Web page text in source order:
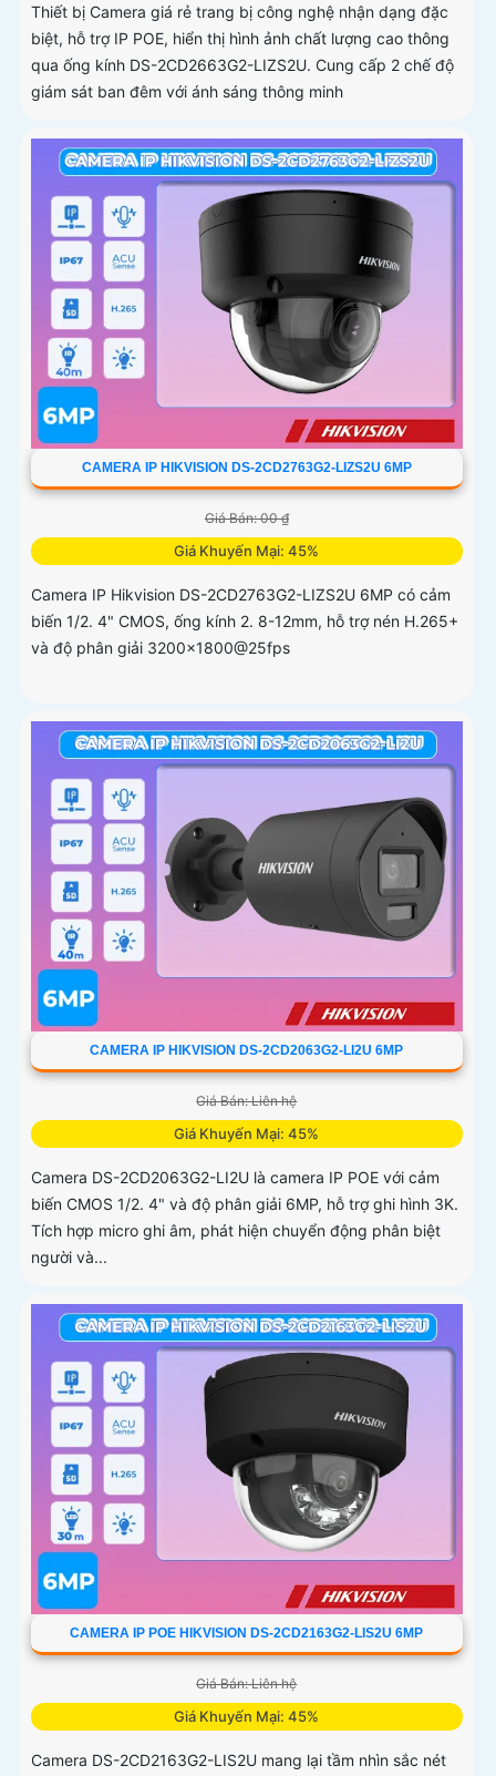
Thiết bị Camera giá rẻ trang bị công nghệ nhận dạng đặc
biệt, hỗ trợ IP POE, hiển thị hình ảnh chất lượng cao thông
qua ống kính DS-2CD2663G2-LIZS2U. Cung cấp 2 chế độ
giám sát ban đêm với ánh sáng thông minh
CAMERA IP HIKVISION DS-2CD2763G2-LIZS2U 6MP
Giá Bán: 00 ₫
Giá Khuyến Mại: 45%
Camera IP Hikvision DS-2CD2763G2-LIZS2U 6MP có cảm
biến 1/2. 4" CMOS, ống kính 2. 8-12mm, hỗ trợ nén H.265+
và độ phân giải 3200x1800@25fps
CAMERA IP HIKVISION DS-2CD2063G2-LI2U 6MP
Giá Bán: Liên hệ
Giá Khuyến Mại: 45%
Camera DS-2CD2063G2-LI2U là camera IP POE với cảm
biến CMOS 1/2. 4" và độ phân giải 6MP, hỗ trợ ghi hình 3K.
Tích hợp micro ghi âm, phát hiện chuyển động phân biệt
người và...
CAMERA IP POE HIKVISION DS-2CD2163G2-LIS2U 6MP
Giá Bán: Liên hệ
Giá Khuyến Mại: 45%
Camera DS-2CD2163G2-LIS2U mang lại tầm nhìn sắc nét